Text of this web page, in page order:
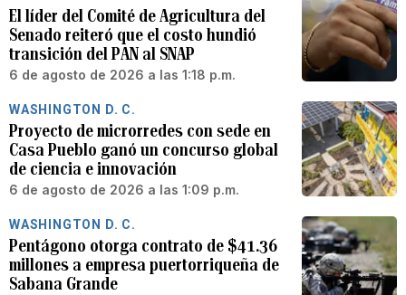
El líder del Comité de Agricultura del
Senado reiteró que el costo hundió
transición del PAN al SNAP
6 de agosto de 2026 a las 1:18 p.m.
WASHINGTON D. C.
Proyecto de microrredes con sede en
Casa Pueblo ganó un concurso global
de ciencia e innovación
6 de agosto de 2026 a las 1:09 p.m.
WASHINGTON D. C.
Pentágono otorga contrato de $41.36
millones a empresa puertorriqueña de
Sabana Grande